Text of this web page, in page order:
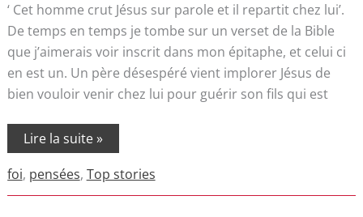
‘ Cet homme crut Jésus sur parole et il repartit chez lui’.
De temps en temps je tombe sur un verset de la Bible
que j’aimerais voir inscrit dans mon épitaphe, et celui ci
en est un. Un père désespéré vient implorer Jésus de
bien vouloir venir chez lui pour guérir son fils qui est
Lire la suite »
foi, pensées, Top stories